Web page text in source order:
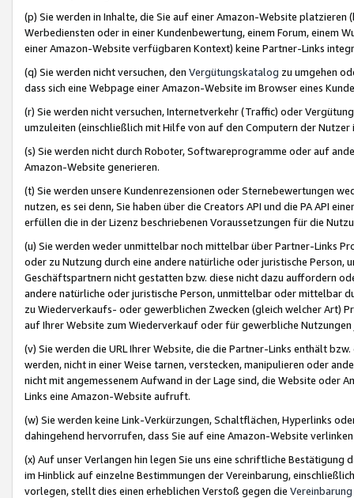
(p) Sie werden in Inhalte, die Sie auf einer Amazon-Website
Werbediensten oder in einer Kundenbewertung, einem Forum, einem
einer Amazon-Website verfügbaren Kontext) keine Partner-Links
(q) Sie werden nicht versuchen, den Vergütungskatalog zu umgehen
dass sich eine Webpage einer Amazon-Website im Browser eines
(r) Sie werden nicht versuchen, Internetverkehr (Traffic) oder
umzuleiten (einschließlich mit Hilfe von auf den Computern der
(s) Sie werden nicht durch Roboter, Softwareprogramme oder auf
Amazon-Website generieren.
(t) Sie werden unsere Kundenrezensionen oder Sternebewertungen
nutzen, es sei denn, Sie haben über die Creators API und die PA API
erfüllen die in der Lizenz beschriebenen Voraussetzungen für die
(u) Sie werden weder unmittelbar noch mittelbar über Partner-Links
oder zu Nutzung durch eine andere natürliche oder juristische
Geschäftspartnern nicht gestatten bzw. diese nicht dazu auffordern
andere natürliche oder juristische Person, unmittelbar oder mittelbar
zu Wiederverkaufs- oder gewerblichen Zwecken (gleich welcher Art)
auf Ihrer Website zum Wiederverkauf oder für gewerbliche
(v) Sie werden die URL Ihrer Website, die die Partner-Links enthält
werden, nicht in einer Weise tarnen, verstecken, manipulieren oder
nicht mit angemessenem Aufwand in der Lage sind, die Website oder
Links eine Amazon-Website aufruft.
(w) Sie werden keine Link-Verkürzungen, Schaltflächen, Hyperlinks
dahingehend hervorrufen, dass Sie auf eine Amazon-Website
(x) Auf unser Verlangen hin legen Sie uns eine schriftliche
im Hinblick auf einzelne Bestimmungen der Vereinbarung,
vorlegen, stellt dies einen erheblichen Verstoß gegen die Vereinbarung